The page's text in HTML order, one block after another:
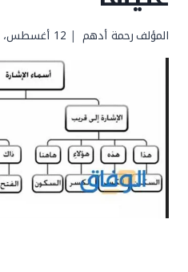
المؤلفرحمة أدهم 12 أغسطس، 2024